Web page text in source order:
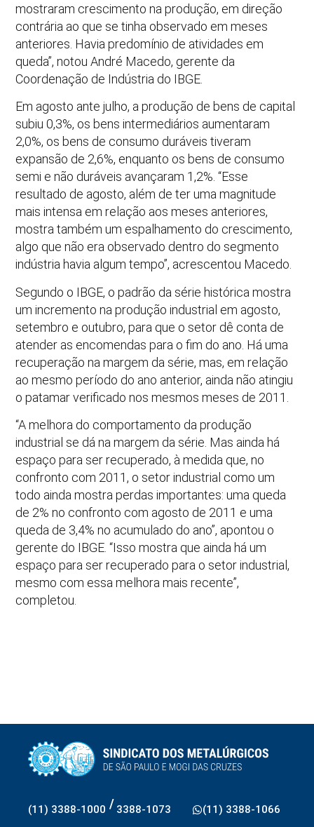
mostraram crescimento na produção, em direção
contrária ao que se tinha observado em meses
anteriores. Havia predomínio de atividades em
queda”, notou André Macedo, gerente da
Coordenação de Indústria do IBGE.
Em agosto ante julho, a produção de bens de capital
subiu 0,3%, os bens intermediários aumentaram
2,0%, os bens de consumo duráveis tiveram
expansão de 2,6%, enquanto os bens de consumo
semi e não duráveis avançaram 1,2%. “Esse
resultado de agosto, além de ter uma magnitude
mais intensa em relação aos meses anteriores,
mostra também um espalhamento do crescimento,
algo que não era observado dentro do segmento
indústria havia algum tempo”, acrescentou Macedo.
Segundo o IBGE, o padrão da série histórica mostra
um incremento na produção industrial em agosto,
setembro e outubro, para que o setor dê conta de
atender as encomendas para o fim do ano. Há uma
recuperação na margem da série, mas, em relação
ao mesmo período do ano anterior, ainda não atingiu
o patamar verificado nos mesmos meses de 2011.
“A melhora do comportamento da produção
industrial se dá na margem da série. Mas ainda há
espaço para ser recuperado, à medida que, no
confronto com 2011, o setor industrial como um
todo ainda mostra perdas importantes: uma queda
de 2% no confronto com agosto de 2011 e uma
queda de 3,4% no acumulado do ano”, apontou o
gerente do IBGE. “Isso mostra que ainda há um
espaço para ser recuperado para o setor industrial,
mesmo com essa melhora mais recente”,
completou.
(11) 3388-1000 / 3388-1073 (11) 3388-1066